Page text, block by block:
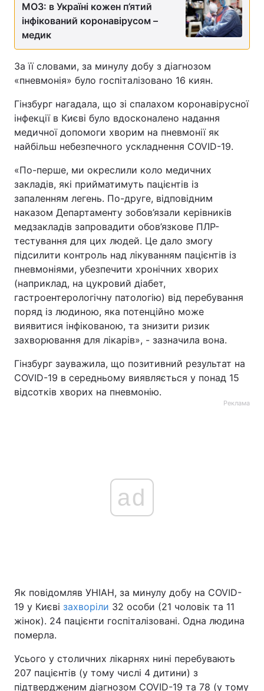
МОЗ: в Україні кожен п’ятий
інфікований коронавірусом –
медик
За її словами, за минулу добу з діагнозом
«пневмонія» було госпіталізовано 16 киян.
Гінзбург нагадала, що зі спалахом коронавірусної
інфекції в Києві було вдосконалено надання
медичної допомоги хворим на пневмонії як
найбільш небезпечного ускладнення COVID-19.
«По-перше, ми окреслили коло медичних
закладів, які прийматимуть пацієнтів із
запаленням легень. По-друге, відповідним
наказом Департаменту зобов’язали керівників
медзакладів запровадити обов’язкове ПЛР-
тестування для цих людей. Це дало змогу
підсилити контроль над лікуванням пацієнтів із
пневмоніями, убезпечити хронічних хворих
(наприклад, на цукровий діабет,
гастроентерологічну патологію) від перебування
поряд із людиною, яка потенційно може
виявитися інфікованою, та знизити ризик
захворювання для лікарів», - зазначила вона.
Гінзбург зауважила, що позитивний результат на
COVID-19 в середньому виявляється у понад 15
відсотків хворих на пневмонію.
Реклама
ad
Як повідомляв УНІАН, за минулу добу на COVID-
19 у Києві захворіли 32 особи (21 чоловік та 11
жінок). 24 пацієнти госпіталізовані. Одна людина
померла.
Усього у столичних лікарнях нині перебувають
207 пацієнтів (у тому числі 4 дитини) з
підтвердженим діагнозом COVID-19 та 78 (у тому